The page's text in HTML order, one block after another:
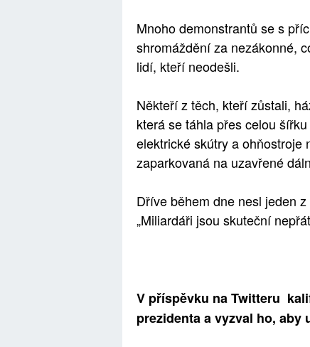
Mnoho demonstrantů se s
shromáždění za nezákonné,
lidí, kteří neodešli.
Někteří z těch, kteří zůstali,
která se táhla přes celou
elektrické skútry a ohňostroje
zaparkovaná na uzavřené
Dříve během dne nesl jeden
„Miliardáři jsou skuteční
V příspěvku na Twitteru
prezidenta a vyzval ho,